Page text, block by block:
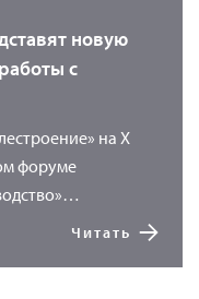
новую
с
на X
форуме
иЧитать